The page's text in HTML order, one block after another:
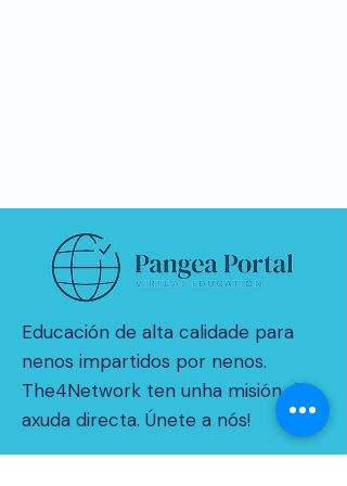
Educación de alta calidade para
nenos impartidos por nenos.
The4Network ten unha misión de
axuda directa. Únete a nós!
© 2021 por THE4NETWORK Limited